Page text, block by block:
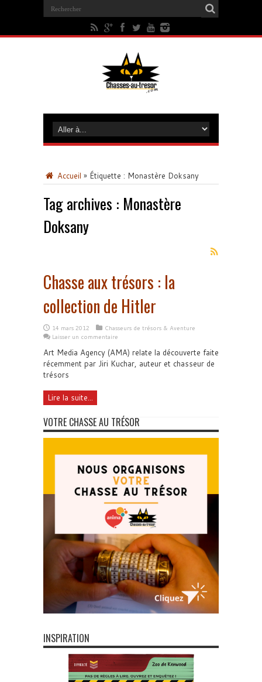
Accueil » Étiquette : Monastère Doksany
Tag archives : Monastère
Doksany
Chasse aux trésors : la
collection de Hitler
14 mars 2012
Chasseurs de trésors & Aventure
Laisser un commentaire
Art Media Agency (AMA) relate la découverte faite
récemment par Jiri Kuchar, auteur et chasseur de
trésors
Lire la suite...
VOTRE CHASSE AU TRÉSOR
INSPIRATION